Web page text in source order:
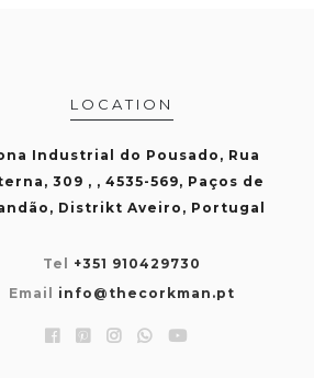
LOCATION
Industrial do Pousado, Rua
309 , , 4535-569, Paços de
Distrikt Aveiro, Portugal
Tel +351 910429730
Email info@thecorkman.pt